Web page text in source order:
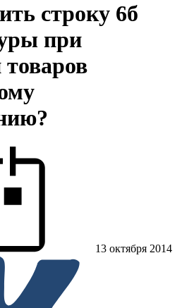
строку 6б
при
13 октября 2014